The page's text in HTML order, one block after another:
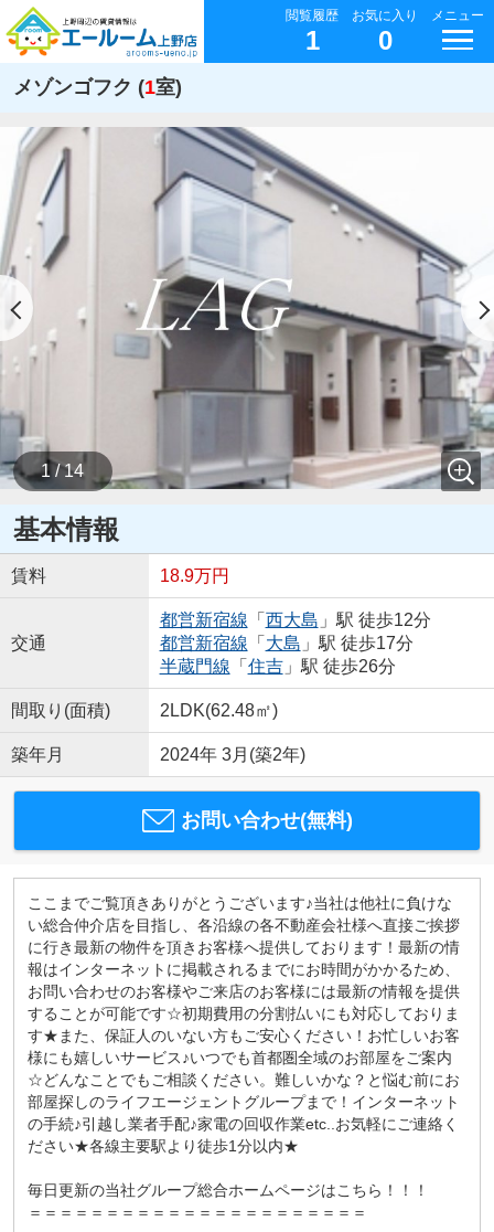
閲覧履歴
1
お気に入り
0
メニュー
メゾンゴフク (1室)
1 / 14
基本情報
賃料 18.9万円
交通
都営新宿線 「 西大島 」駅 徒歩12分
都営新宿線 「 大島 」駅 徒歩17分
半蔵門線 「 住吉」駅 徒歩26分
間取り(面積) 2LDK(62.48㎡)
築年月 2024年 3月(築2年)
お問い合わせ(無料)
ここまでご覧頂きありがとうございます♪当社は他社に負けな
い総合仲介店を目指し、各沿線の各不動産会社様へ直接ご挨拶
に行き最新の物件を頂きお客様へ提供しております！最新の情
報はインターネットに掲載されるまでにお時間がかかるため、
お問い合わせのお客様やご来店のお客様には最新の情報を提供
することが可能です☆初期費用の分割払いにも対応しておりま
す★また、保証人のいない方もご安心ください！お忙しいお客
様にも嬉しいサービス♪いつでも首都圏全域のお部屋をご案内
☆どんなことでもご相談ください。難しいかな？と悩む前にお
部屋探しのライフエージェントグループまで！インターネット
の手続♪引越し業者手配♪家電の回収作業etc..お気軽にご連絡く
ださい★各線主要駅より徒歩1分以内★
毎日更新の当社グループ総合ホームページはこちら！！！
＝＝＝＝＝＝＝＝＝＝＝＝＝＝＝＝＝＝＝＝＝＝